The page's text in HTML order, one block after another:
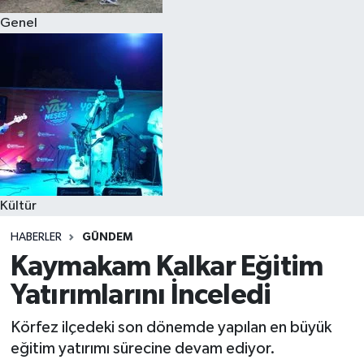
Genel
Kültür
HABERLER GÜNDEM
Kaymakam Kalkar Eğitim
Yatırımlarını İnceledi
Körfez ilçedeki son dönemde yapılan en büyük
eğitim yatırımı sürecine devam ediyor.